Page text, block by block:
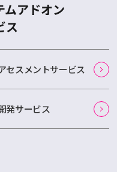
ムアドオン
ス
セスメントサービス
発サービス